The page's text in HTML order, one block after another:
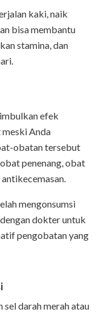
kaki, naik
bisa membantu
stamina, dan
efek
Anda
obatan tersebut
penenang, obat
mengonsumsi
dokter untuk
pengobatan yang
darah merah atau